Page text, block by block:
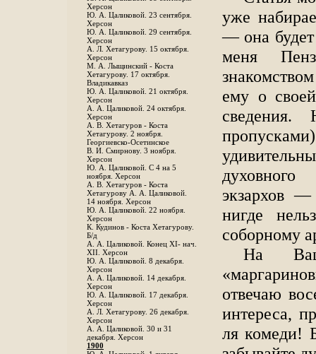
Херсон
Ю. А. Цаликовой. 23 сентября.
Херсон
Ю. А. Цаликовой. 29 сентября.
Херсон
А. Л. Хетагурову. 15 октября.
Херсон
М. А. Лыщинский - Коста
Хетагурову. 17 октября.
Владикавказ
Ю. А. Цаликовой. 21 октября.
Херсон
А. А. Цаликовой. 24 октября.
Херсон
A. В. Хетагуров - Коста
Хетагурову. 2 ноября.
Георгиевско-Осетинское
B. И. Смирнову. 3 ноября.
Херсон
Ю. А. Цаликовой. С 4 на 5
ноября. Херсон
А. В. Хетагуров - Коста
Хетагурову А. А. Цаликовой.
14 ноября. Херсон
Ю. А. Цаликовой. 22 ноября.
Херсон
К. Кудинов - Коста Хетагурову.
Б/д
А. А. Цаликовой. Конец XI- нач.
XII. Херсон
Ю. А. Цаликовой. 8 декабря.
Херсон
А. А. Цаликовой. 14 декабря.
Херсон
Ю. А. Цаликовой. 17 декабря.
Херсон
А. Л. Хетагурову. 26 декабря.
Херсон
А. А. Цаликовой. 30 и 31
декабря. Херсон
1900
уже
— она будет
меня
ему о
экзархов —
нигде
соборному
На
отвечаю
интереса,
ля комеди!